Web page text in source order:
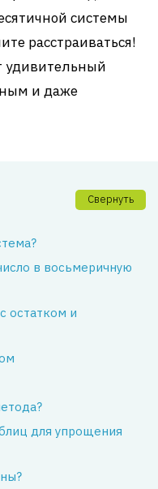
системы
расстраиваться!
удивительный
и даже
Свернуть
в восьмеричную
остатком и
для упрощения